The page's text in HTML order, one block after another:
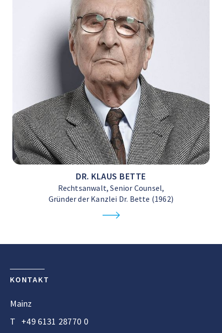
DR. KLAUS BETTE
Rechtsanwalt, Senior Counsel,
Gründer der Kanzlei Dr. Bette (1962)
KONTAKT
Mainz
T +49 6131 28770 0